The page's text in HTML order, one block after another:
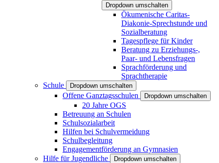
Dropdown umschalten
Ökumenische Caritas-
Diakonie-Sprechstunde und
Sozialberatung
Tagespflege für Kinder
Beratung zu Erziehungs-,
Paar- und Lebensfragen
Sprachförderung und
Sprachtherapie
Schule
Dropdown umschalten
Offene Ganztagsschulen Dropdown umschalten
20 Jahre OGS
Betreuung an Schulen
Schulsozialarbeit
Hilfen bei Schulvermeidung
Schulbegleitung
Engagementförderung an Gymnasien
Hilfe für Jugendliche
Dropdown umschalten